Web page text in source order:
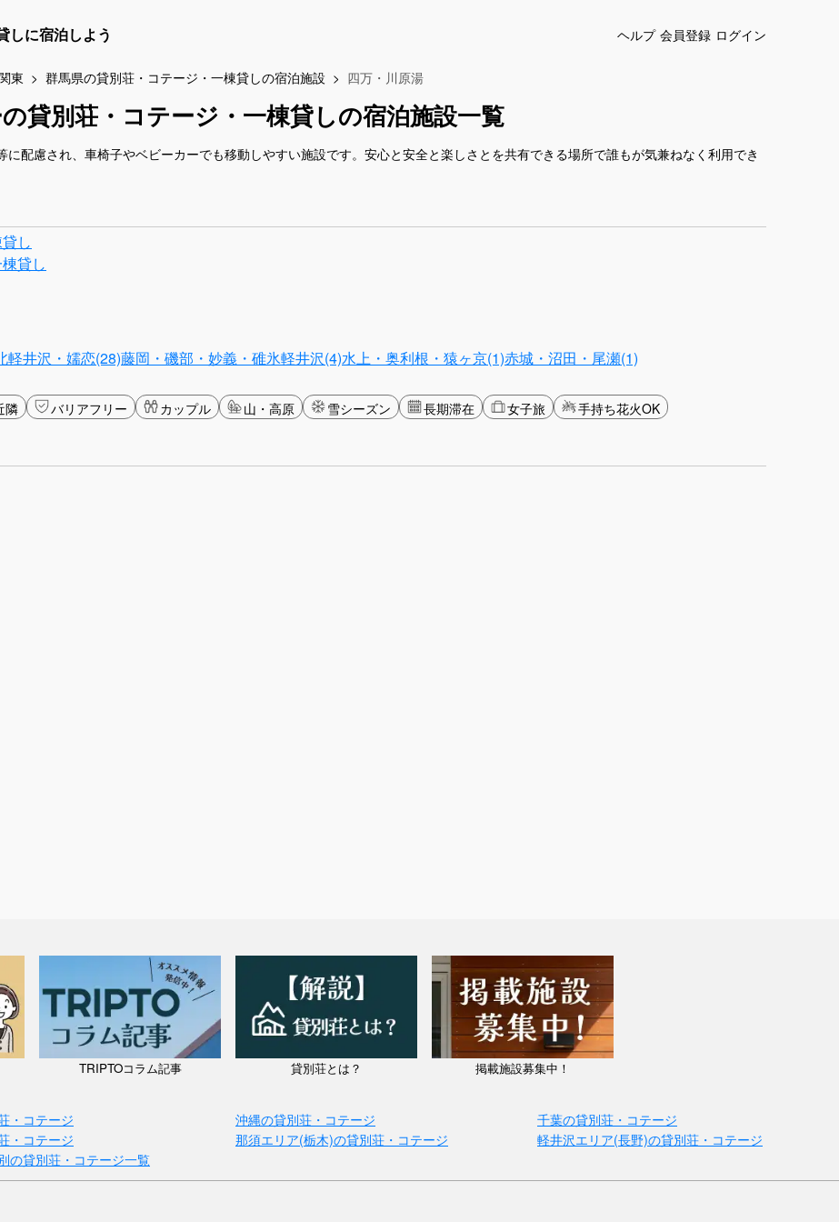
しに宿泊しよう ヘルプ 会員登録 ログイン
東 群馬県の貸別荘・コテージ・一棟貸しの宿泊施設 四万・川原湯
貸別荘・コテージ・一棟貸しの宿泊施設一覧
配慮され、車椅子やベビーカーでも移動しやすい施設です。安心と安全と楽しさとを共有できる場所で誰もが気兼ねなく利用でき
し
貸し
軽井沢・嬬恋(28)藤岡・磯部・妙義・碓氷軽井沢(4)水上・奥利根・猿ヶ京(1)赤城・沼田・尾瀬(1)
隣 バリアフリー カップル 山・高原 雪シーズン 長期滞在 女子旅
手持ち花火OK
TRIPTOコラム記事 貸別荘とは？ 掲載施設募集中！
・コテージ 沖縄の貸別荘・コテージ
千葉の貸別荘・コテージ
・コテージ 那須エリア(栃木)の貸別荘・コテージ
軽井沢エリア(長野)の貸別荘・コテージ
の貸別荘・コテージ一覧